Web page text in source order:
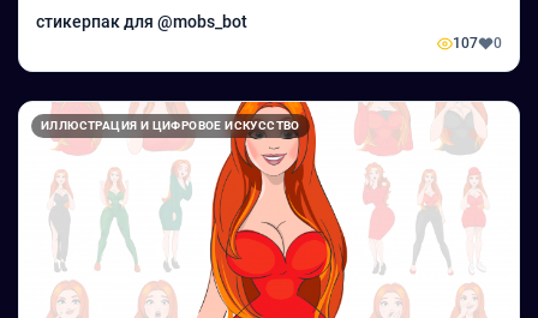
стикерпак для @mobs_bot
107 0
ИЛЛЮСТРАЦИЯ И ЦИФРОВОЕ ИСКУССТВО